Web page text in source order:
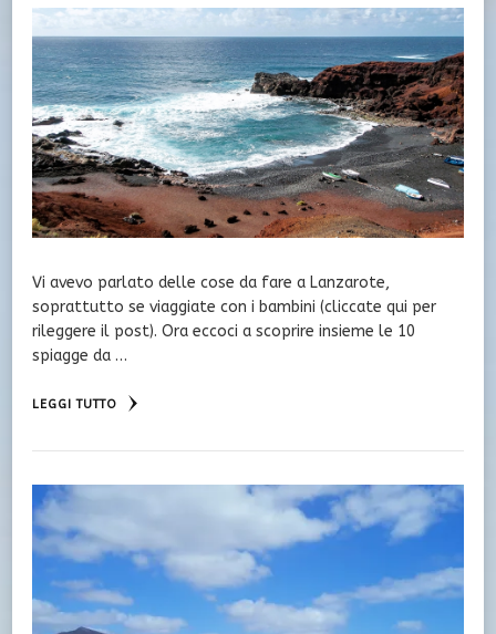
Vi avevo parlato delle cose da fare a Lanzarote,
soprattutto se viaggiate con i bambini (cliccate qui per
rileggere il post). Ora eccoci a scoprire insieme le 10
spiagge da …
LEGGI TUTTO